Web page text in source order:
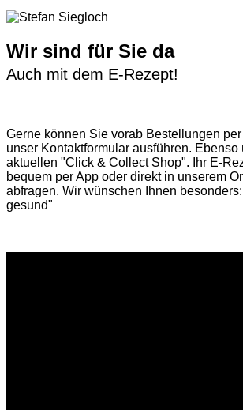
Wir sind für Sie da
Auch mit dem E-Rezept!
Gerne können Sie vorab Bestellungen
unser Kontaktformular ausführen. Ebenso
aktuellen "Click & Collect Shop". Ihr E-
bequem per App oder direkt in unserem
abfragen. Wir wünschen Ihnen
gesund"